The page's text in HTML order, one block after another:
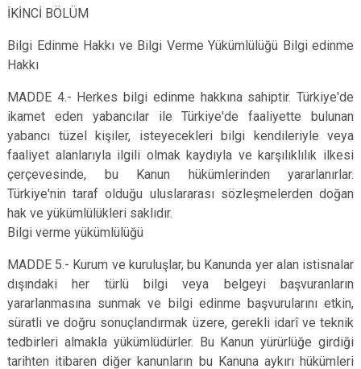
İKİNCİ BÖLÜM
Bilgi Edinme Hakkı ve Bilgi Verme Yükümlülüğü Bilgi edinme
Hakkı
MADDE 4.- Herkes bilgi edinme hakkına sahiptir. Türkiye'de
ikamet eden yabancılar ile Türkiye'de faaliyette bulunan
yabancı tüzel kişiler, isteyecekleri bilgi kendileriyle veya
faaliyet alanlarıyla ilgili olmak kaydıyla ve karşılıklılık ilkesi
çerçevesinde, bu Kanun hükümlerinden yararlanırlar.
Türkiye'nin taraf olduğu uluslararası sözleşmelerden doğan
hak ve yükümlülükleri saklıdır.
Bilgi verme yükümlülüğü
MADDE 5.- Kurum ve kuruluşlar, bu Kanunda yer alan istisnalar
dışındaki her türlü bilgi veya belgeyi başvuranların
yararlanmasına sunmak ve bilgi edinme başvurularını etkin,
süratli ve doğru sonuçlandırmak üzere, gerekli idarî ve teknik
tedbirleri almakla yükümlüdürler. Bu Kanun yürürlüğe girdiği
tarihten itibaren diğer kanunların bu Kanuna aykırı hükümleri